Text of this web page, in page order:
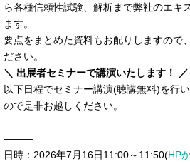
ら各種信頼性試験、解析まで弊社のエキ
ます。
要点をまとめた資料もお配りしますので
ださい。
＼ 出展者セミナーで講演いたします！ ／
以下日程でセミナー講演(聴講無料)を行
ので是非お越しください。
―――
日時：2026年7月16日11:00～11:50(HP